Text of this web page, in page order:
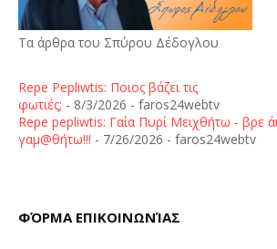
Τα άρθρα του Σπύρου Δέδογλου
Repe Pepliwtis: Ποιος βάζει τις
φωτιές; - 8/3/2026 - faros24webtv
Repe pepliwtis: Γαία Πυρί Μειχθήτω - βρε
γαμ@θήτω!!! - 7/26/2026 - faros24webtv
ΦΌΡΜΑ ΕΠΙΚΟΙΝΩΝΊΑΣ